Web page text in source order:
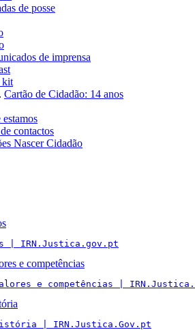
de posse
de imprensa
kit
Cartão de Cidadão: 14 anos
contactos
Nascer Cidadão
| IRN.Justica.gov.pt
e competências
e competências |
| IRN.Justica.Gov.pt